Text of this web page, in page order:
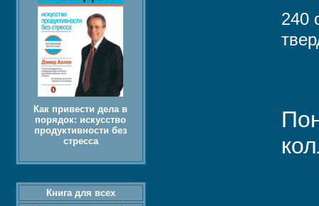
240
Как привести дела в
порядок: искусство
продуктивности без
стресса
Книга для всех